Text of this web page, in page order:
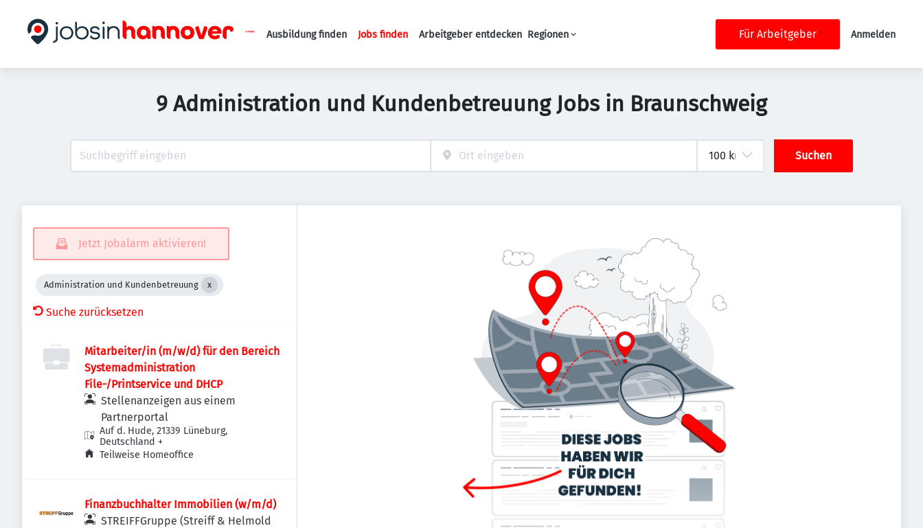
Haupt-Navigation
Ausbildung finden Jobs finden Arbeitgeber entdecken Regionen Für Arbeitgeber Anmelden
9 Administration und Kundenbetreuung Jobs in Braunschweig
Suchen
Jetzt Jobalarm aktivieren!
Administration und Kundenbetreuung
Suche zurücksetzen
Mitarbeiter/in (m/w/d) für den Bereich
Systemadministration
File-/Printservice und DHCP
Stellenanzeigen aus einem
Partnerportal
Auf d. Hude, 21339 Lüneburg,
Deutschland +
Teilweise Homeoffice
Finanzbuchhalter Immobilien (w/m/d)
STREIFFGruppe (Streiff & Helmold